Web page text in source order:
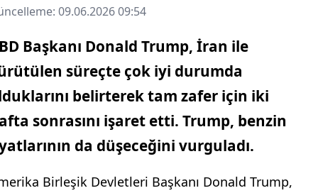
09.06.2026 09:54
Başkanı Donald Trump, İran ile
süreçte çok iyi durumda
belirterek tam zafer için iki
sonrasını işaret etti. Trump, benzin
da düşeceğini vurguladı.
Birleşik Devletleri Başkanı Donald Trump,